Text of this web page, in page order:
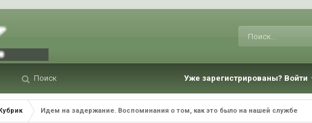
Поиск Уже зарегистрированы? Войти
Идем на задержание. Воспоминания о том, как это было на нашей службе